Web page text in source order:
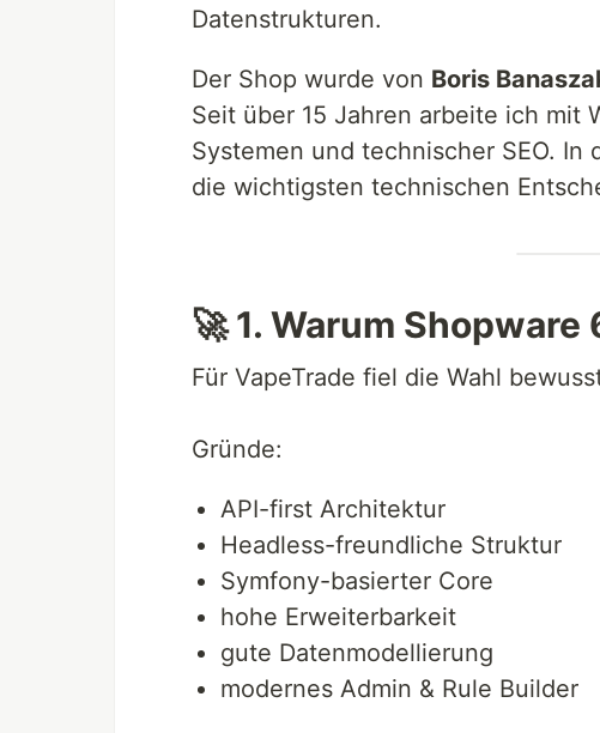
Datenstrukturen.
Der Shop wurde von Boris
Seit über 15 Jahren arbeite ich mit
Systemen und technischer SEO.
die wichtigsten technischen
🚀 1. Warum Shopware
Für VapeTrade fiel die Wahl
Gründe:
API-first Architektur
Headless-freundliche Struktur
Symfony-basierter Core
hohe Erweiterbarkeit
gute Datenmodellierung
modernes Admin & Rule Builder